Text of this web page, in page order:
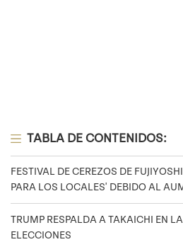
TABLA DE CONTENIDOS:
FESTIVAL DE CEREZOS DE
PARA LOS LOCALES' DEBIDO AL
TRUMP RESPALDA A TAKAICHI EN
ELECCIONES